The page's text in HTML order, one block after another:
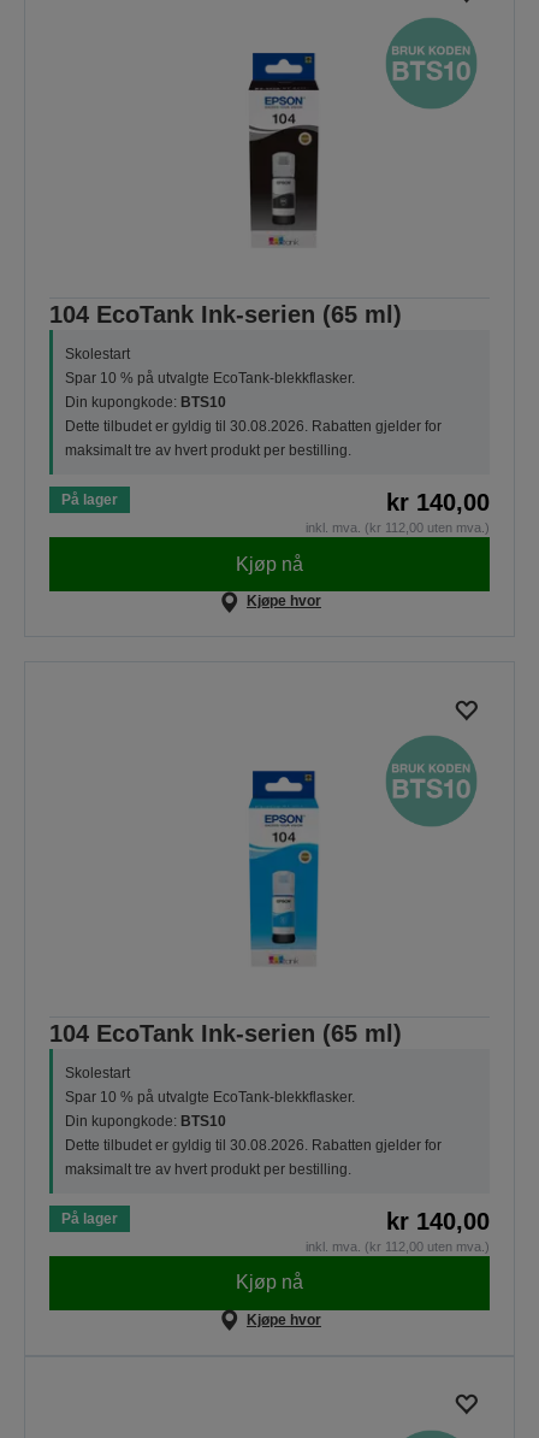
104 EcoTank Ink-serien (65 ml)
Skolestart
Spar 10 % på utvalgte EcoTank-blekkflasker.
Din kupongkode: BTS10
Dette tilbudet er gyldig til 30.08.2026. Rabatten gjelder for
maksimalt tre av hvert produkt per bestilling.
På lager kr 140,00
inkl. mva. (kr 112,00 uten mva.)
Kjøp nå
Kjøpe hvor
104 EcoTank Ink-serien (65 ml)
Skolestart
Spar 10 % på utvalgte EcoTank-blekkflasker.
Din kupongkode: BTS10
Dette tilbudet er gyldig til 30.08.2026. Rabatten gjelder for
maksimalt tre av hvert produkt per bestilling.
På lager kr 140,00
inkl. mva. (kr 112,00 uten mva.)
Kjøp nå
Kjøpe hvor